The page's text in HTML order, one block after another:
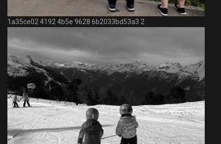
1a35ce02 4192 4b5e 9628 6b2033bd53a3 2